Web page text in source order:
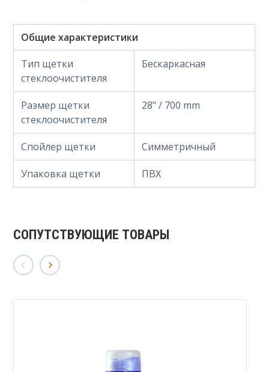
Общие характеристики
Тип щетки
стеклоочистителя
Бескаркасная
Размер щетки
стеклоочистителя
28" / 700 mm
Спойлер щетки Симметричный
Упаковка щетки ПВХ
СОПУТСТВУЮЩИЕ ТОВАРЫ